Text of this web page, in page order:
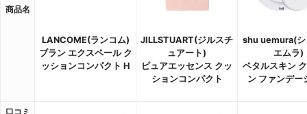
商品名
LANCOME(ランコム)
ブラン エクスペール ク
ッションコンパクト H
JILLSTUART(ジルスチ
ュアート)
ピュアエッセンス クッ
ションコンパクト
shu uemura(シ
エムラ)
ペタルスキン
ン ファンデー
口コミ